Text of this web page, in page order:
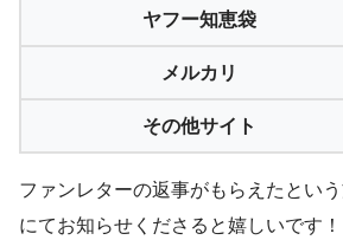
ヤフー知恵袋
メルカリ
その他サイト
ファンレターの返事がもらえたとい
にてお知らせくださると嬉しいです！